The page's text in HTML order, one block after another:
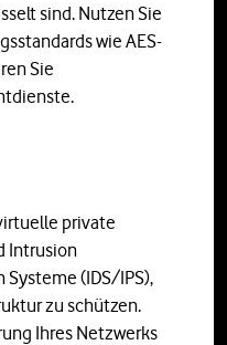
sind. Nutzen Sie
wie AES-
Sie
private
Intrusion
(IDS/IPS),
zu schützen.
Ihres Netzwerks